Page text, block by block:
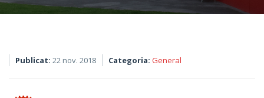
Publicat: 22 nov. 2018 Categoria: General